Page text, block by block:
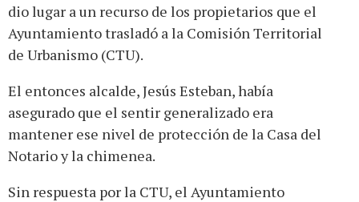
dio lugar a un recurso de los propietarios que el
Ayuntamiento trasladó a la Comisión Territorial
de Urbanismo (CTU).
El entonces alcalde, Jesús Esteban, había
asegurado que el sentir generalizado era
mantener ese nivel de protección de la Casa del
Notario y la chimenea.
Sin respuesta por la CTU, el Ayuntamiento